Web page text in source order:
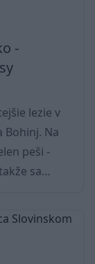
-
lezie v
Bohinj. Na
peši -
sa